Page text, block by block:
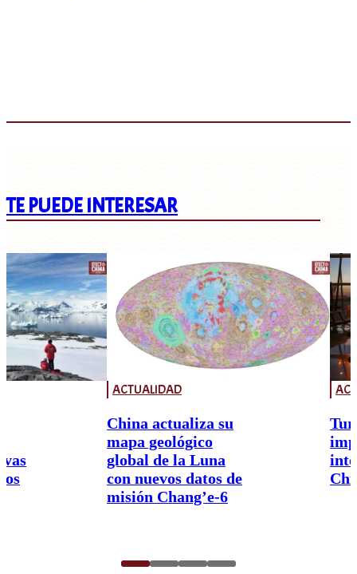
TE PUEDE INTERESAR
ACTUALIDAD
China actualiza su
mapa geológico
global de la Luna
con nuevos datos de
misión Chang’e-6